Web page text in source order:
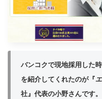
バンコクで現地採用した
を紹介してくれたのが『
社』代表の小野さんです。